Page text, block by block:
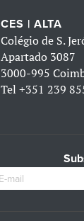
CES | ALTA
Colégio de S.
Apartado 3087
3000-995
Tel+351 239